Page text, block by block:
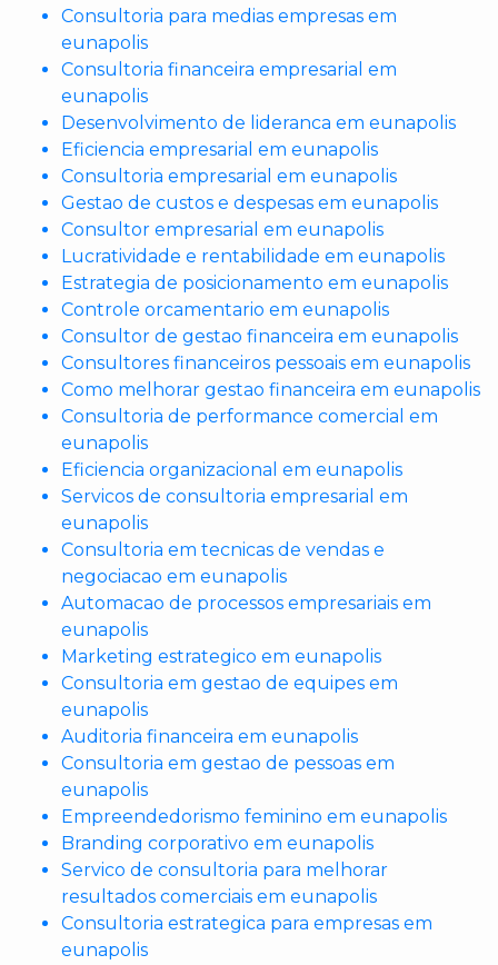
Consultoria para medias empresas em
eunapolis
Consultoria financeira empresarial em
eunapolis
Desenvolvimento de lideranca em eunapolis
Eficiencia empresarial em eunapolis
Consultoria empresarial em eunapolis
Gestao de custos e despesas em eunapolis
Consultor empresarial em eunapolis
Lucratividade e rentabilidade em eunapolis
Estrategia de posicionamento em eunapolis
Controle orcamentario em eunapolis
Consultor de gestao financeira em eunapolis
Consultores financeiros pessoais em eunapolis
Como melhorar gestao financeira em eunapolis
Consultoria de performance comercial em
eunapolis
Eficiencia organizacional em eunapolis
Servicos de consultoria empresarial em
eunapolis
Consultoria em tecnicas de vendas e
negociacao em eunapolis
Automacao de processos empresariais em
eunapolis
Marketing estrategico em eunapolis
Consultoria em gestao de equipes em
eunapolis
Auditoria financeira em eunapolis
Consultoria em gestao de pessoas em
eunapolis
Empreendedorismo feminino em eunapolis
Branding corporativo em eunapolis
Servico de consultoria para melhorar
resultados comerciais em eunapolis
Consultoria estrategica para empresas em
eunapolis